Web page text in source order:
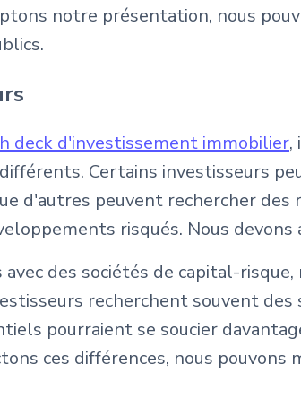
notre présentation, nous
deck d'investissement immobilier,
Certains investisseurs
d'autres peuvent rechercher
risqués. Nous
des sociétés de capital-
recherchent souvent
pourraient se soucier
ces différences, nous